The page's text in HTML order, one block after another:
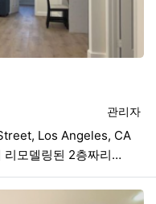
등록자
관리자
Los Angeles, CA
리모델링된 2층짜리…